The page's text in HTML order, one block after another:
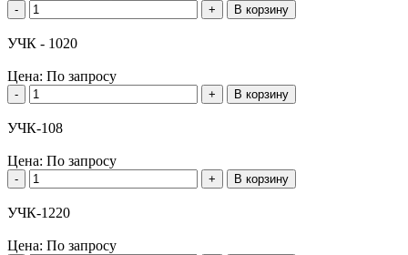
- + В корзину
УЧК - 1020
Цена: По запросу
- + В корзину
УЧК-108
Цена: По запросу
- + В корзину
УЧК-1220
Цена: По запросу